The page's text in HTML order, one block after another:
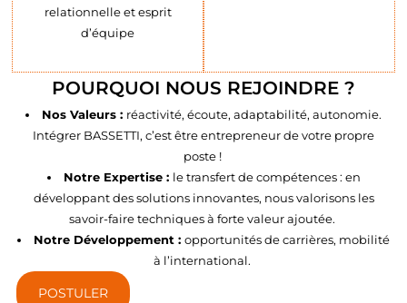
relationnelle et esprit
d’équipe
POURQUOI NOUS REJOINDRE ?
Nos Valeurs : réactivité, écoute, adaptabilité, autonomie.
Intégrer BASSETTI, c’est être entrepreneur de votre propre
poste !
Notre Expertise : le transfert de compétences : en
développant des solutions innovantes, nous valorisons les
savoir-faire techniques à forte valeur ajoutée.
Notre Développement : opportunités de carrières, mobilité
à l’international.
POSTULER